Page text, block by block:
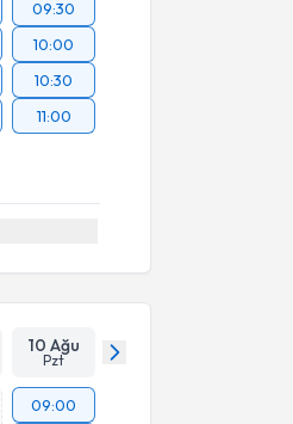
09:30
10:00
10:30
11:00
10 Ağu
Pzt
09:00